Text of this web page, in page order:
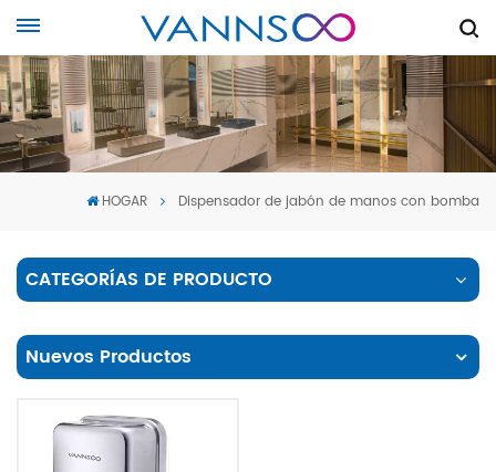
HOGAR Dispensador de jabón de manos con bomba
CATEGORÍAS DE PRODUCTO
Nuevos Productos